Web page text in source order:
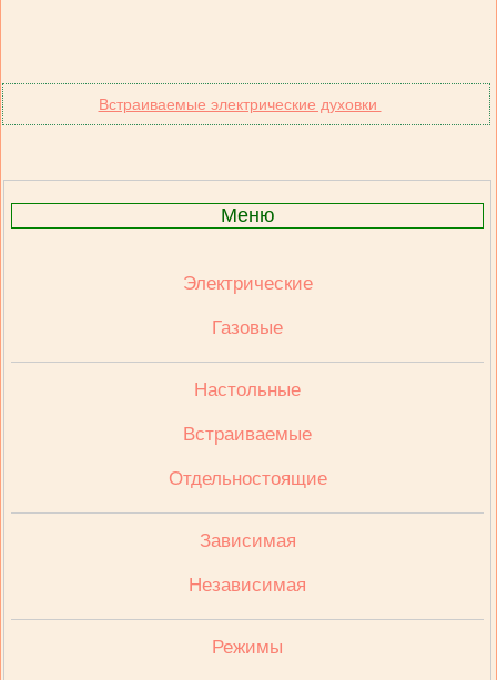
Встраиваемые электрические духовки
Меню
Электрические
Газовые
Настольные
Встраиваемые
Отдельностоящие
Зависимая
Независимая
Режимы